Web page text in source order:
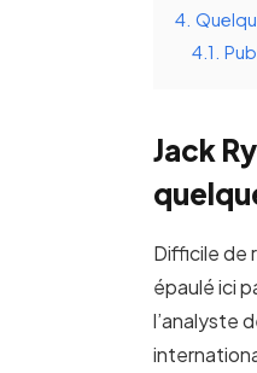
4.
4.1.
Jack
Difficile de
épaulé ici
l’analyste